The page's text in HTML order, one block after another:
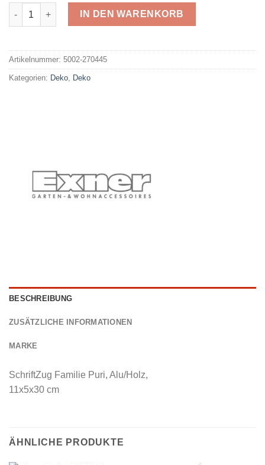
Exner 270445 Menge
IN DEN WARENKORB
Artikelnummer: 5002-270445
Kategorien: Deko Deko
BESCHREIBUNG
ZUSÄTZLICHE INFORMATIONEN
MARKE
SchriftZug Familie Puri, Alu/Holz,
11x5x30 cm
ÄHNLICHE PRODUKTE